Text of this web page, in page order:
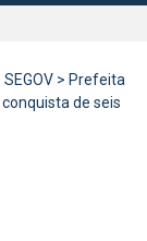
SEGOV > Prefeita
de seis